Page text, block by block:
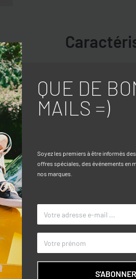
assurer
avec
d’un
COULEUR
MARQUE
QUE DE
MAILS =)
Soyez les premiers à être informés
offres spéciales, des événements en
nos marques.
S'ABONNER